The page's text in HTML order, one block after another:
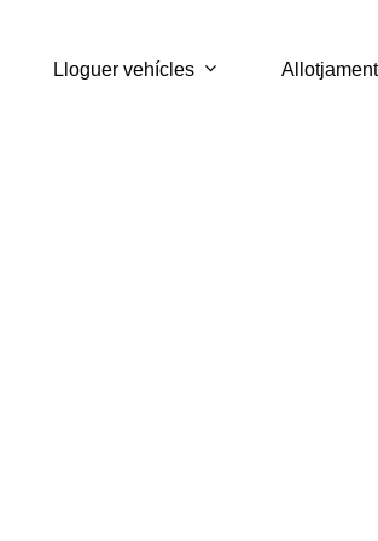
Lloguer vehícles Allotjament